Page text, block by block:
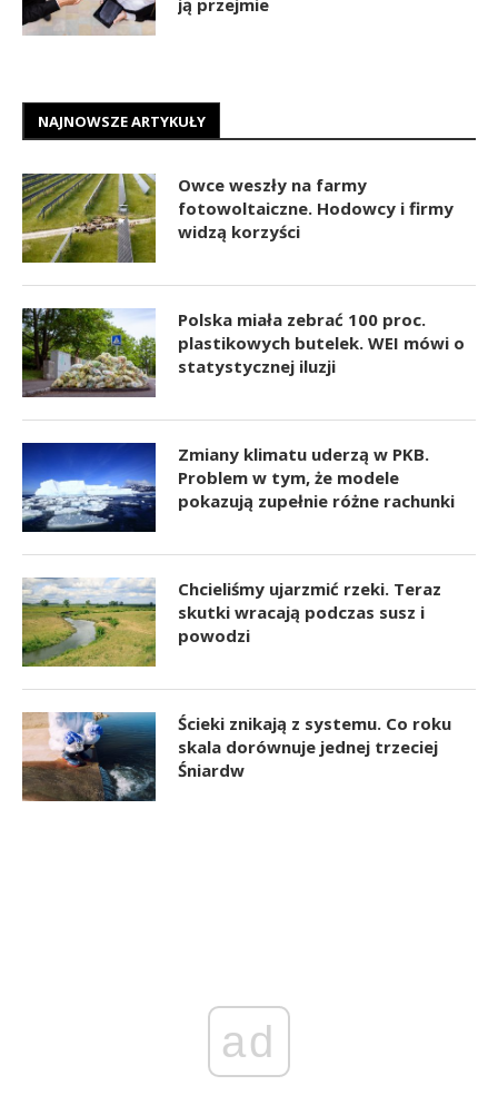
NAJNOWSZE ARTYKUŁY
Owce weszły na farmy
fotowoltaiczne. Hodowcy i firmy
widzą korzyści
Polska miała zebrać 100 proc.
plastikowych butelek. WEI mówi o
statystycznej iluzji
Zmiany klimatu uderzą w PKB.
Problem w tym, że modele
pokazują zupełnie różne rachunki
Chcieliśmy ujarzmić rzeki. Teraz
skutki wracają podczas susz i
powodzi
Ścieki znikają z systemu. Co roku
skala dorównuje jednej trzeciej
Śniardw
ad